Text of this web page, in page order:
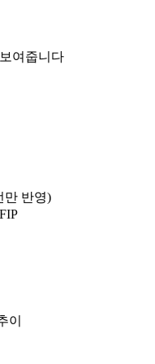
여줍니다
만 반영)
이